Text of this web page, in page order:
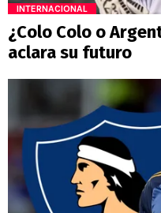
INTERNACIONAL
¿Colo Colo o
aclara su futuro